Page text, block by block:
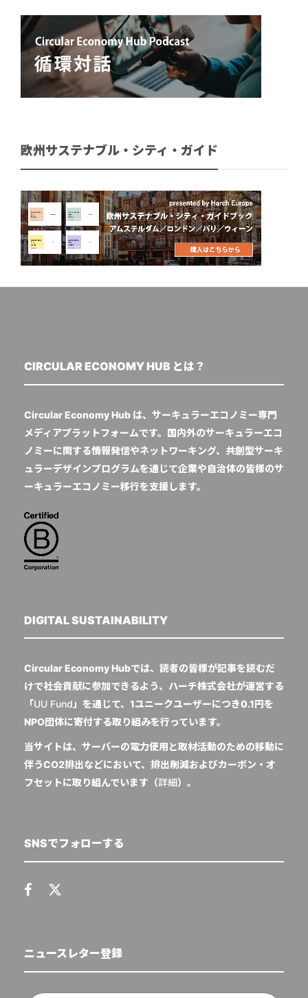
欧州サステナブル・シティ・ガイド
CIRCULAR ECONOMY HUB とは？
Circular Economy Hub は、サーキュラーエコノミー専門
メディアプラットフォームです。国内外のサーキュラーエコ
ノミーに関する情報発信やネットワーキング、共創型サーキ
ュラーデザインプログラムを通じて企業や自治体の皆様のサ
ーキュラーエコノミー移行を支援します。
DIGITAL SUSTAINABILITY
Circular Economy Hubでは、読者の皆様が記事を読むだ
けで社会貢献に参加できるよう、ハーチ株式会社が運営する
「UU Fund 」を通じて、1ユニークユーザーにつき0.1円を
NPO団体に寄付する取り組みを行っています。
当サイトは、サーバーの電力使用と取材活動のための移動に
伴うCO2排出などにおいて、排出削減およびカーボン・オ
フセットに取り組んでいます（詳細）。
SNSでフォローする
ニュースレター登録